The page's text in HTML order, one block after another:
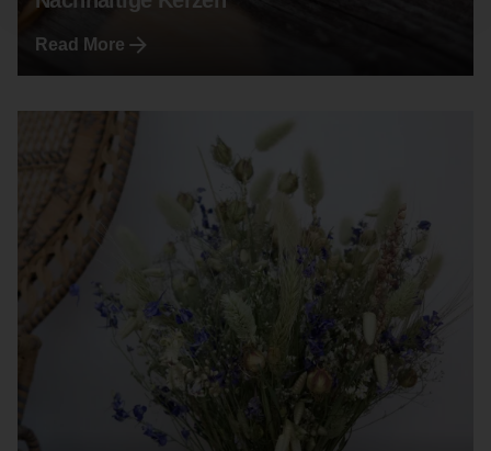
Read More